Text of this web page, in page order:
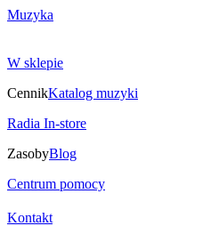
Muzyka
W sklepie
CennikKatalog muzyki
Radia In-store
ZasobyBlog
Centrum pomocy
Kontakt